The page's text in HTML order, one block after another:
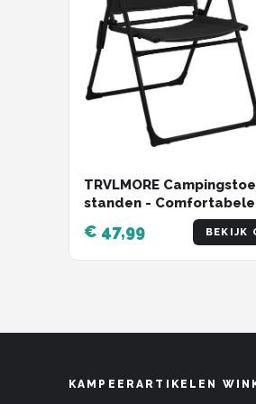
TRVLMORE
standen - Comfortabele
Kampeerstoel - 120 kg
draagvermogen -
Inklapbare stoel -
€ 47,99 BEKIJK
KAMPEERARTIKELEN